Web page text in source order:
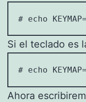
# echo
Si el teclado es
# echo
Ahora